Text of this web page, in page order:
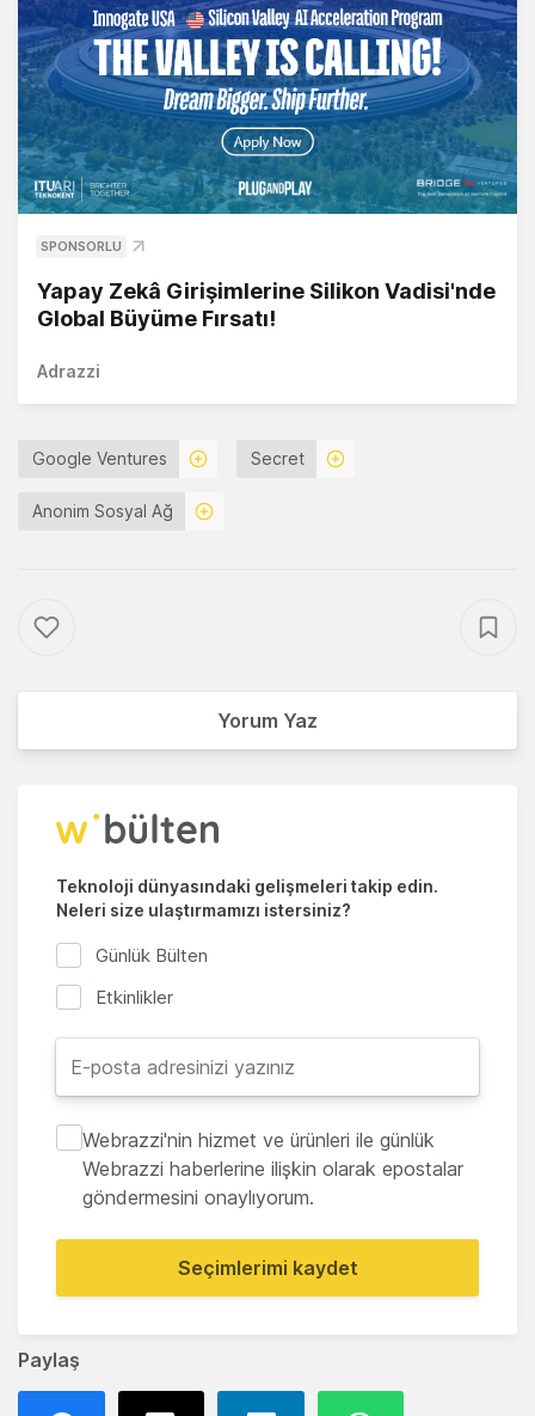
Paylaş
SPONSORLU
Yapay Zekâ Girişimlerine Silikon Vadisi'nde
Global Büyüme Fırsatı!
Adrazzi
Google Ventures Secret
Anonim Sosyal Ağ
Yorum Yaz
Teknoloji dünyasındaki gelişmeleri takip edin.
Neleri size ulaştırmamızı istersiniz?
Günlük Bülten
Etkinlikler
Webrazzi'nin hizmet ve ürünleri ile günlük
Webrazzi haberlerine ilişkin olarak epostalar
göndermesini onaylıyorum.
Seçimlerimi kaydet